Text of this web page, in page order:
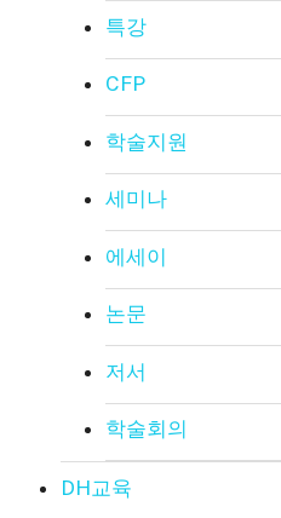
특강
CFP
학술지원
세미나
에세이
논문
저서
학술회의
DH교육